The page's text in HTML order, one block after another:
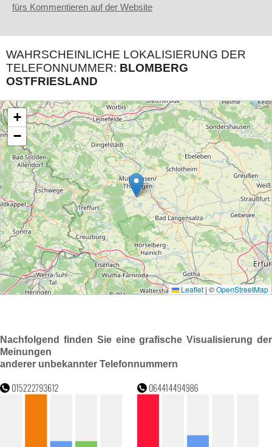
fürs Kommentieren auf der Website
WAHRSCHEINLICHE LOKALISIERUNG DER
TELEFONNUMMER: BLOMBERG
OSTFRIESLAND
Nachfolgend finden Sie eine grafische Visualisierung der
Meinungen
anderer unbekannter Telefonnummern